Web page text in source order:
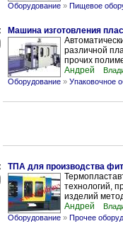
Оборудование » Пищевое
Машина изготовления
различной
прочих
Андрей
Оборудование » Упаковочное
ТПА для производства
технологий,
изделий
Андрей
Оборудование » Прочее